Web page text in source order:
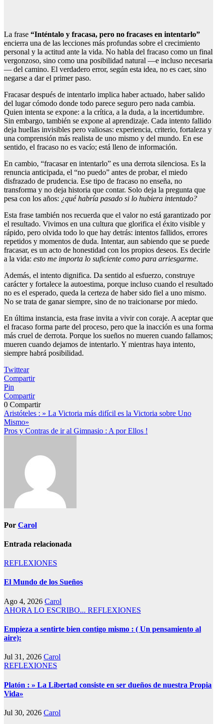
La frase “Inténtalo y fracasa, pero no fracases en intentarlo”
encierra una de las lecciones más profundas sobre el crecimiento
personal y la actitud ante la vida. No habla del fracaso como un final
vergonzoso, sino como una posibilidad natural —e incluso necesaria
— del camino. El verdadero error, según esta idea, no es caer, sino
negarse a dar el primer paso.
Fracasar después de intentarlo implica haber actuado, haber salido
del lugar cómodo donde todo parece seguro pero nada cambia.
Quien intenta se expone: a la crítica, a la duda, a la incertidumbre.
Sin embargo, también se expone al aprendizaje. Cada intento fallido
deja huellas invisibles pero valiosas: experiencia, criterio, fortaleza y
una comprensión más realista de uno mismo y del mundo. En ese
sentido, el fracaso no es vacío; está lleno de información.
En cambio, “fracasar en intentarlo” es una derrota silenciosa. Es la
renuncia anticipada, el “no puedo” antes de probar, el miedo
disfrazado de prudencia. Ese tipo de fracaso no enseña, no
transforma y no deja historia que contar. Solo deja la pregunta que
pesa con los años: ¿qué habría pasado si lo hubiera intentado?
Esta frase también nos recuerda que el valor no está garantizado por
el resultado. Vivimos en una cultura que glorifica el éxito visible y
rápido, pero olvida todo lo que hay detrás: intentos fallidos, errores
repetidos y momentos de duda. Intentar, aun sabiendo que se puede
fracasar, es un acto de honestidad con los propios deseos. Es decirle
a la vida: esto me importa lo suficiente como para arriesgarme.
Además, el intento dignifica. Da sentido al esfuerzo, construye
carácter y fortalece la autoestima, porque incluso cuando el resultado
no es el esperado, queda la certeza de haber sido fiel a uno mismo.
No se trata de ganar siempre, sino de no traicionarse por miedo.
En última instancia, esta frase invita a vivir con coraje. A aceptar que
el fracaso forma parte del proceso, pero que la inacción es una forma
más cruel de derrota. Porque los sueños no mueren cuando fallamos;
mueren cuando dejamos de intentarlo. Y mientras haya intento,
siempre habrá posibilidad.
Twittear
Compartir
Pin
Compartir
0 Compartir
Navegación
de
Aristóteles : » La Victoria más difícil es la Victoria sobre Uno
Mismo»
Pros y Contras de ir al Gimnasio : A por Ellos !
Por Carol
Entrada relacionada
REFLEXIONES
El Mundo de los Sueños
Ago 4, 2026 Carol
AHORA LO ESCRIBO... REFLEXIONES
Empieza a sentirte bien contigo mismo : ( Un pensamiento al
aire):
Jul 31, 2026 Carol
REFLEXIONES
Platón : » La Libertad consiste en ser dueños de nuestra Propia
Vida»
Jul 30, 2026 Carol